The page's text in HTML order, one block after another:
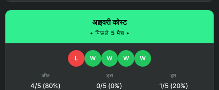
आइवरी कोस्ट
• पिछले 5 मैच •
L W W W W
जीत
4/5 (80%)
ड्रा
0/5 (0%)
हार
1/5 (20%)